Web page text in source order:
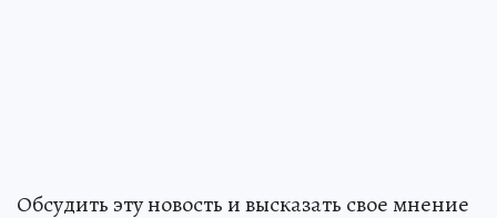
Обсудить эту новость и высказать свое мнение